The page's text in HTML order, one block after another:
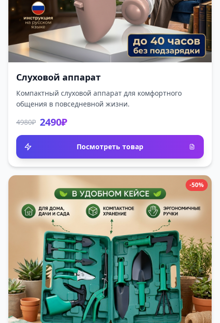
Слуховой аппарат
Компактный слуховой аппарат для комфортного
общения в повседневной жизни.
4980₽ 2490₽
Посмотреть товар
-50%